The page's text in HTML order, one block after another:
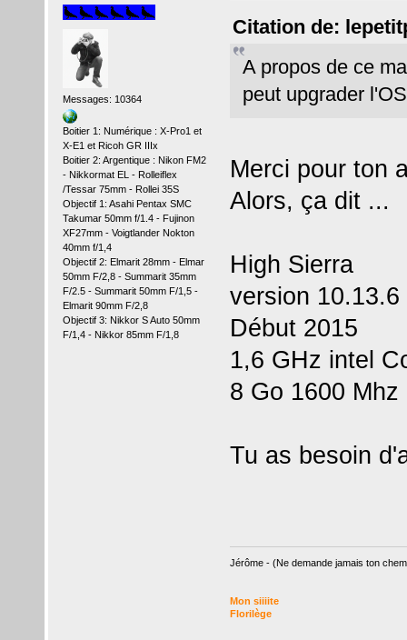
Messages: 10364
Boitier 1: Numérique : X-Pro1 et
X-E1 et Ricoh GR IIIx
Boitier 2: Argentique : Nikon FM2
- Nikkormat EL - Rolleiflex
/Tessar 75mm - Rollei 35S
Objectif 1: Asahi Pentax SMC
Takumar 50mm f/1.4 - Fujinon
XF27mm - Voigtlander Nokton
40mm f/1,4
Objectif 2: Elmarit 28mm - Elmar
50mm F/2,8 - Summarit 35mm
F/2.5 - Summarit 50mm F/1,5 -
Elmarit 90mm F/2,8
Objectif 3: Nikkor S Auto 50mm
F/1,4 - Nikkor 85mm F/1,8
Citation de:
A propos de ce
peut upgrader
Merci pour ton
Alors, ça dit ...
High Sierra
version 10.13.6
Début 2015
1,6 GHz intel
8 Go 1600 Mhz
Tu as besoin
Jérôme - (Ne demande jamais ton
Mon siiiite
Florilège